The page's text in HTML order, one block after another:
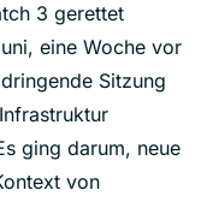
3 gerettet
eine Woche vor
Sitzung
ging darum, neue
von